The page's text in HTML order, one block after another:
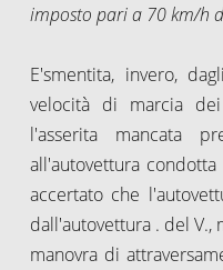
imposto pari a 70 km/h
E'smentita, invero,
velocità di marcia
l'asserita mancata
all'autovettura
accertato che
dall'autovettura . del V.,
manovra di